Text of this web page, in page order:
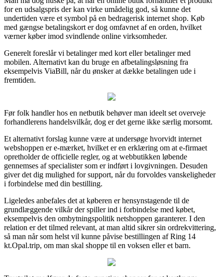
for en udsalgspris der kan virke umådelig god, så kunne det
undertiden være et symbol på en bedragerisk internet shop. Køb
med gængse betalingskort er dog omfavnet af en orden, hvilket
værner køber imod svindlende online virksomheder.
Generelt foreslår vi betalinger med kort eller betalinger med
mobilen. Alternativt kan du bruge en afbetalingsløsning fra
eksempelvis ViaBill, når du ønsker at dække betalingen ude i
fremtiden.
Før folk handler hos en netbutik behøver man ideelt set overveje
forhandlerens handelsvilkår, dog er det gerne ikke særlig morsomt.
Et alternativt forslag kunne være at undersøge hvorvidt internet
webshoppen er e-mærket, hvilket er en erklæring om at e-firmaet
opretholder de officielle regler, og at webbutikken løbende
gennemses af specialister som er indført i lovgivningen. Desuden
giver det dig mulighed for support, når du forvoldes vanskeligheder
i forbindelse med din bestilling.
Ligeledes anbefales det at køberen er hensynstagende til de
grundlæggende vilkår der spiller ind i forbindelse med købet,
eksempelvis den ombytningspolitik netshoppen garanterer. I den
relation er det tilmed relevant, at man altid sikrer sin ordrekvittering,
så man når som helst vil kunne påvise bestillingen af Ring 14
kt.Opal.trip, om man skal shoppe til en voksen eller et barn.